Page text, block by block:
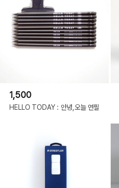
1,500
HELLO TODAY : 안녕,오늘 연필